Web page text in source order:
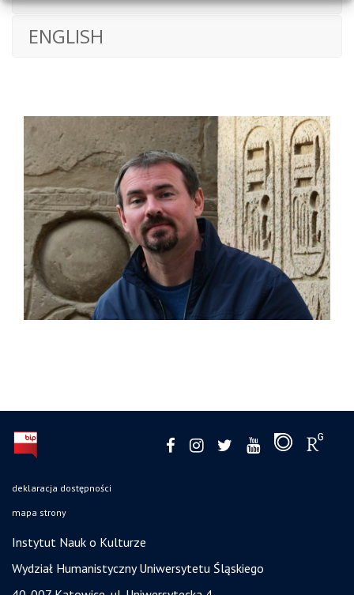
ENGLISH
deklaracja dostępności
mapa strony
Instytut Nauk o Kulturze
Wydział Humanistyczny Uniwersytetu Śląskiego